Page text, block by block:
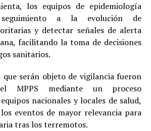
los equipos de epidemiología
a la evolución de
y detectar señales de alerta
facilitando la toma de decisiones
sanitarios.
que serán objeto de vigilancia fueron
MPPS mediante un proceso
nacionales y locales de salud,
eventos de mayor relevancia para
tras los terremotos.